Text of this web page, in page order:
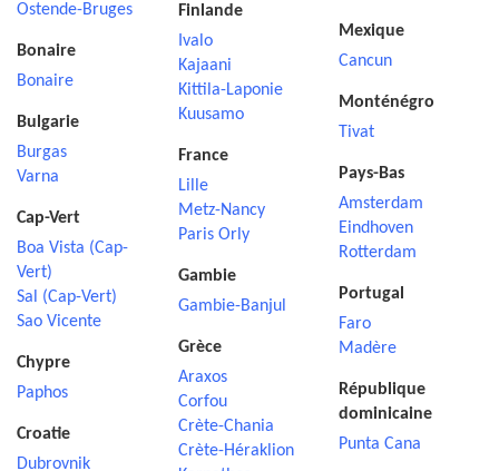
Ostende-Bruges
Bonaire
Bonaire
Bulgarie
Burgas
Varna
Cap-Vert
Boa Vista (Cap-
Vert)
Sal (Cap-Vert)
Sao Vicente
Chypre
Paphos
Croatie
Dubrovnik
Finlande
Ivalo
Kajaani
Kittila-Laponie
Kuusamo
France
Lille
Metz-Nancy
Paris Orly
Gambie
Gambie-Banjul
Grèce
Araxos
Corfou
Crète-Chania
Crète-Héraklion
Mexique
Cancun
Monténégro
Tivat
Pays-Bas
Amsterdam
Eindhoven
Rotterdam
Portugal
Faro
Madère
République
dominicaine
Punta Cana